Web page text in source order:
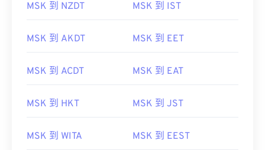
MSK 到 NZDT MSK 到 IST
MSK 到 AKDT MSK 到 EET
MSK 到 ACDT MSK 到 EAT
MSK 到 HKT MSK 到 JST
MSK 到 WITA MSK 到 EEST